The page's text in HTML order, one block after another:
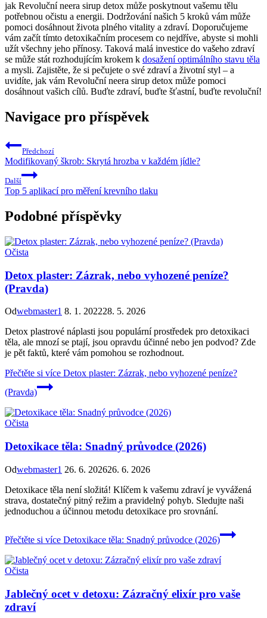
jak Revoluční neera sirup detox může poskytnout vašemu tělu
potřebnou očistu a energii. Dodržování našich 5 kroků vám může
pomoci dosáhnout života plného vitality a zdraví. Doporučujeme
vám začít tímto detoxikačním procesem co nejdříve, abyste si mohli
užít všechny jeho přínosy. Taková malá investice do vašeho zdraví
se může stát rozhodujícím krokem k dosažení optimálního stavu těla
a mysli. Zajistěte, že si pečujete o své zdraví a životní styl – a
uvidíte, jak vám Revoluční neera sirup detox může pomoci
dosáhnout vašich cílů. Buďte zdraví, buďte šťastní, buďte revoluční!
Navigace pro příspěvek
Předchozí
Modifikovaný škrob: Skrytá hrozba v každém jídle?
Další
Top 5 aplikací pro měření krevního tlaku
Podobné příspěvky
Očista
Detox plaster: Zázrak, nebo vyhozené peníze?
(Pravda)
Odwebmaster1 8. 1. 202228. 5. 2026
Detox plastrové náplasti jsou populární prostředek pro detoxikaci
těla, ale mnozí se ptají, jsou opravdu účinné nebo jen podvod? Zde
je pět faktů, které vám pomohou se rozhodnout.
Přečtěte si více Detox plaster: Zázrak, nebo vyhozené peníze?
(Pravda)
Očista
Detoxikace těla: Snadný průvodce (2026)
Odwebmaster1 26. 6. 202626. 6. 2026
Detoxikace těla není složitá! Klíčem k vašemu zdraví je vyvážená
strava, dostatečný pitný režim a pravidelný pohyb. Sledujte naši
jednoduchou a účinnou metodu detoxikace pro srovnání.
Přečtěte si více Detoxikace těla: Snadný průvodce (2026)
Očista
Jablečný ocet v detoxu: Zázračný elixír pro vaše
zdraví